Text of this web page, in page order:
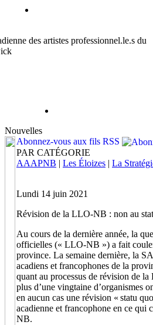
Nouvelles
Abonnez-vous aux fils RSS
PAR CATÉGORIE
AAAPNB | Les Éloizes | La
Lundi 14 juin 2021
Révision de la LLO-NB : non au
Au cours de la dernière année, la
officielles (« LLO-NB ») a fait
province. La semaine dernière, la
acadiens et francophones de la
quant au processus de révision de
plus d’une vingtaine d’organismes
en aucun cas une révision « statu
acadienne et francophone en ce
NB.